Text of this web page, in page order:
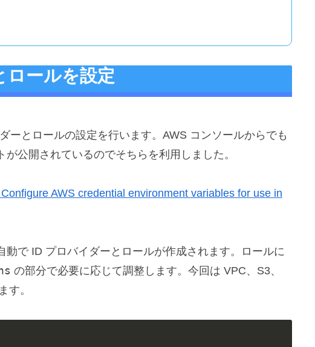
ロールを設定
ーとロールの設定を行います。AWS コンソールからでも
公開されているのでそちらを利用しました。
AWS credential environment variables for use in
動で ID プロバイダーとロールが作成されます。ロールに
の部分で必要に応じて調整します。今回は VPC、S3、
す。